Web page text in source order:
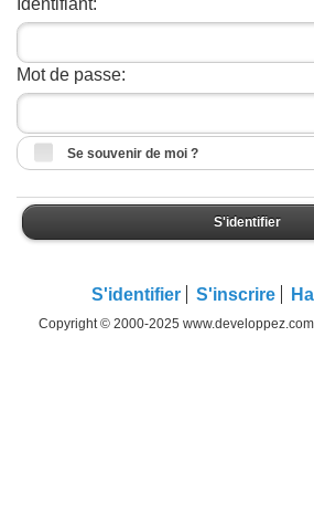
Identifiant:
Mot de passe:
Se souvenir de moi ?
S'identifier
S'identifier S'inscrire
Copyright © 2000-2025